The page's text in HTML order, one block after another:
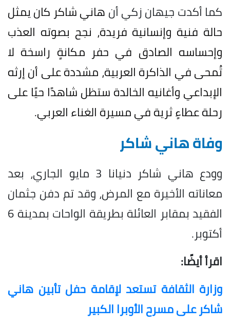
كما أكدت جيهان زكي أنهاني شاكر كان يمثل
حالة فنية وإنسانية فريدة، نجح بصوته العذب
وإحساسه الصادق في حفر مكانةٍ راسخة لا
تُمحى في الذاكرة العربية، مشددة على أن إرثه
الإبداعي وأغانيه الخالدة ستظل شاهدًا حيًا على
رحلة عطاءٍ ثرية في مسيرة الغناء العربي.
وفاة هاني شاكر
وودع هاني شاكر دنيانا 3 مايو الجاري، بعد
معاناته الأخيرة مع المرض، وقد تم دفن جثمان
الفقيد بمقابر العائلة بطريقة الواحات بمدينة 6
أكتوبر.
اقرأ أيضًا:
وزارة الثقافة تستعد لإقامة حفل تأبين هاني
شاكر على مسرح الأوبرا الكبير